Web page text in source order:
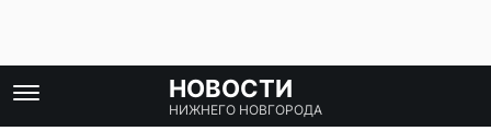
НОВОСТИ
НИЖНЕГО НОВГОРОДА